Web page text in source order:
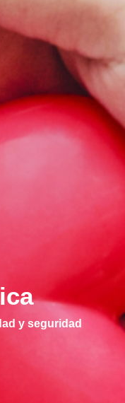
y seguridad